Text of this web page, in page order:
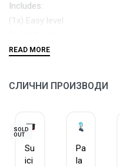
Includes:
(1x) Easy level
(1x) Expert Level
СЛИЧНИ ПРОИЗВОДИ
SOLD
OUT
Su
ici
Pa
la